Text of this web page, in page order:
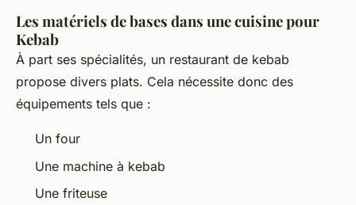
Les matériels de bases dans une cuisine pour
Kebab
À part ses spécialités, un restaurant de kebab
propose divers plats. Cela nécessite donc des
équipements tels que :
Un four
Une machine à kebab
Une friteuse